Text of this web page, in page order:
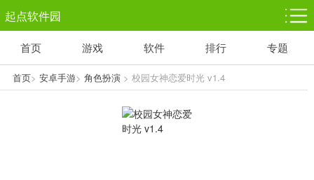
起点软件园
塔防游戏
1千+款游戏
休闲益智
1万+款游戏
体育竞技
5百+款游戏
赛车竞速
3百+款游戏
首页 游戏 软件 排行 专题
首页> 安卓手游> 角色扮演> 校园女神恋爱时光 v1.4